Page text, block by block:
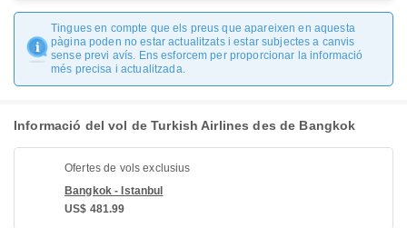
Tingues en compte que els preus que apareixen en aquesta
pàgina poden no estar actualitzats i estar subjectes a canvis
sense previ avís. Ens esforcem per proporcionar la informació
més precisa i actualitzada.
Informació del vol de Turkish Airlines des de Bangkok
Ofertes de vols exclusius
Bangkok - Istanbul
US$ 481.99